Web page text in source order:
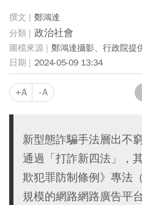
鄭鴻達
政治社會
鄭鴻達攝影、行政院提
2024-05-09 13:34
+A -A
新型態詐騙手法層出不
通過「打詐新四法」，
欺犯罪防制條例》專法
規模的網路網路廣告平